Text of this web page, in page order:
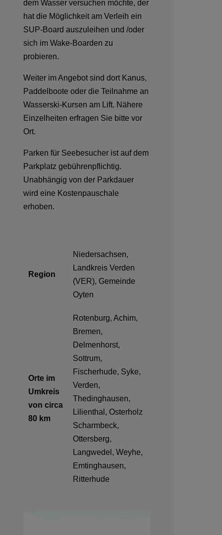
dem Wasser versuchen möchte, der
hat die Möglichkeit am Verleih ein
SUP-Board auszuleihen und /oder
sich im Wake-Boarden zu
probieren.
Weiter im Angebot sind dort Kanus,
Paddelboote oder die Teilnahme an
Wasserski-Kursen am Lift. Nähere
Einzelheiten erfragen Sie bitte vor
Ort.
Parken für Seebesucher ist auf dem
Parkplatz gebührenpflichtig.
Unabhängig von der Parkdauer
wird eine Kostenpauschale
erhoben.
Region
Niedersachsen,
Landkreis Verden
(VER), Gemeinde
Oyten
Orte im
Umkreis
von circa
80 km
Rotenburg, Achim,
Bremen,
Delmenhorst,
Sottrum,
Fischerhude, Syke,
Verden,
Thedinghausen,
Lilienthal, Osterholz
Scharmbeck,
Ottersberg,
Langwedel, Weyhe,
Emtinghausen,
Ritterhude